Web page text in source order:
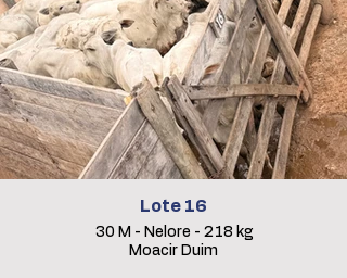
Lote 16
30 M - Nelore - 218 kg
Moacir Duim